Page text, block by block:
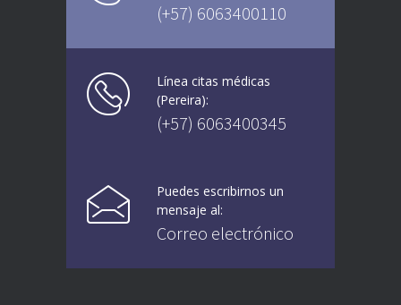
(+57) 6063400110
Línea citas médicas
(Pereira):
(+57) 6063400345
Puedes escribirnos un
mensaje al:
Correo electrónico